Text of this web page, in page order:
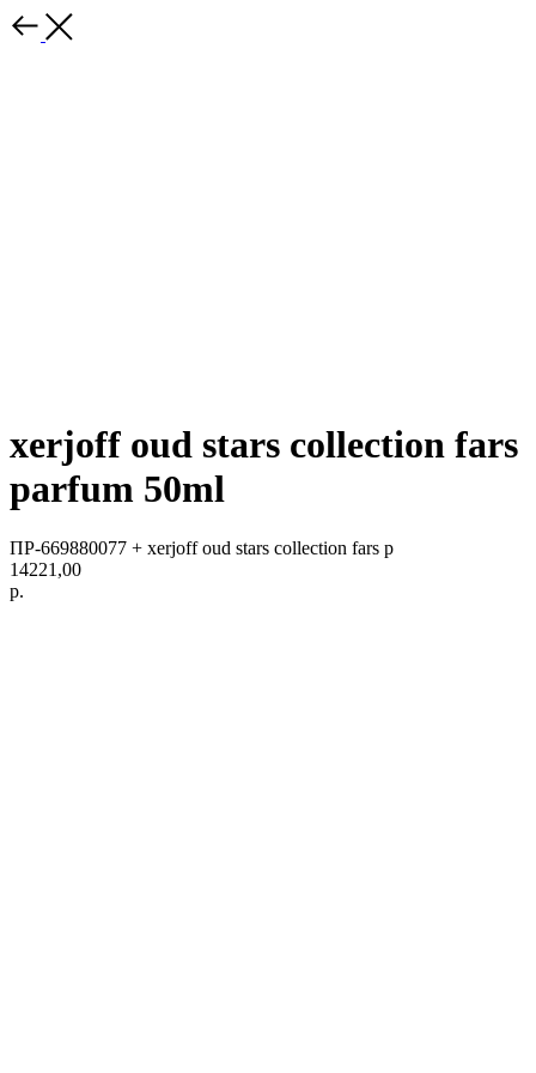
xerjoff oud stars collection fars
parfum 50ml
ПР-669880077 + xerjoff oud stars collection fars p
14221,00
р.